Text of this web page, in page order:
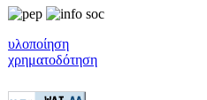
υλοποίηση
χρηματοδότηση